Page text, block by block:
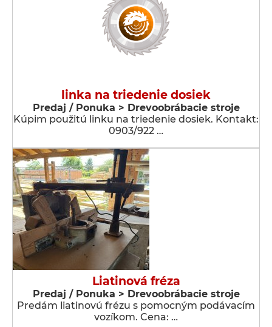
linka na triedenie dosiek
Predaj / Ponuka > Drevoobrábacie stroje
Kúpim použitú linku na triedenie dosiek. Kontakt:
0903/922 …
Liatinová fréza
Predaj / Ponuka > Drevoobrábacie stroje
Predám liatinovú frézu s pomocným podávacím
vozíkom. Cena: …